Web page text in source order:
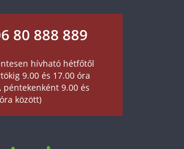
80 888 889
hívható hétfőtől
9.00 és 17.00 óra
péntekenként 9.00 és
között)